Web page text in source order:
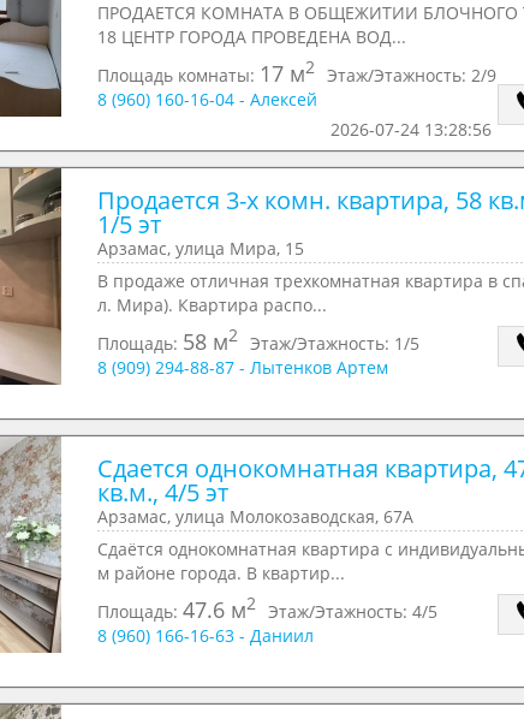
ПРОДАЕТСЯ КОМНАТА В ОБЩЕЖИТИИ БЛОЧНОГО
18 ЦЕНТР ГОРОДА ПРОВЕДЕНА ВОД...
Площадь комнаты: 17 м2 Этаж/Этажность: 2/9
8 (960) 160-16-04 - Алексей
2026-07-24 13:28:56
Продается 3-х комн. квартира, 58
1/5 эт
Арзамас, улица Мира, 15
В продаже отличная трехкомнатная квартира в
л. Мира). Квартира распо...
Площадь: 58 м2 Этаж/Этажность: 1/5
8 (909) 294-88-87 - Лытенков Артем
Сдается однокомнатная квартира,
кв.м., 4/5 эт
Арзамас, улица Молокозаводская, 67А
Сдаётся однокомнатная квартира с
м районе города. В квартир...
Площадь: 47.6 м2 Этаж/Этажность: 4/5
8 (960) 166-16-63 - Даниил